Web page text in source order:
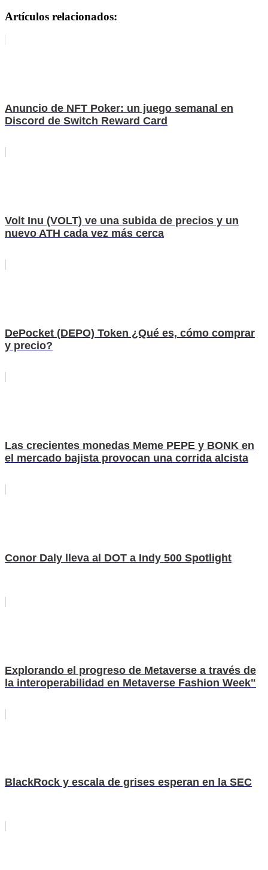
Artículos relacionados:
Anuncio de NFT Poker: un juego semanal en
Discord de Switch Reward Card
Volt Inu (VOLT) ve una subida de precios y un
nuevo ATH cada vez más cerca
DePocket (DEPO) Token ¿Qué es, cómo comprar
y precio?
Las crecientes monedas Meme PEPE y BONK en
el mercado bajista provocan una corrida alcista
Conor Daly lleva al DOT a Indy 500 Spotlight
Explorando el progreso de Metaverse a través de
la interoperabilidad en Metaverse Fashion Week"
BlackRock y escala de grises esperan en la SEC